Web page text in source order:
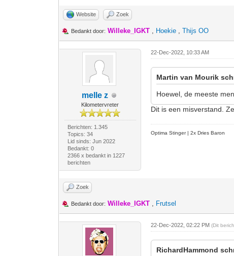
Website Zoek
Bedankt door: Willeke_IGKT , Hoekie ,Thijs OO
melle z
Kilometervreter
Berichten: 1.345
Topics: 34
Lid sinds: Jun 2022
Bedankt: 0
2366 x bedankt in 1227
berichten
22-Dec-2022, 10:33 AM
Martin van Mourik
Hoewel, de meeste
Dit is een misverstand.
Optima Stinger |2x Dries Baron
Zoek
Bedankt door: Willeke_IGKT , Frutsel
22-Dec-2022, 02:22 PM(Dit
RichardHammond